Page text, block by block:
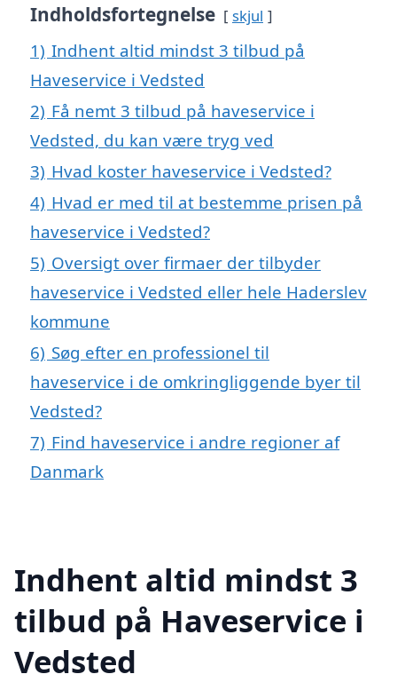
Indholdsfortegnelse skjul
1) Indhent altid mindst 3 tilbud på
Haveservice i Vedsted
2) Få nemt 3 tilbud på haveservice i
Vedsted, du kan være tryg ved
3) Hvad koster haveservice i Vedsted?
4) Hvad er med til at bestemme prisen på
haveservice i Vedsted?
5) Oversigt over firmaer der tilbyder
haveservice i Vedsted eller hele Haderslev
kommune
6) Søg efter en professionel til
haveservice i de omkringliggende byer til
Vedsted?
7) Find haveservice i andre regioner af
Danmark
Indhent altid mindst 3
tilbud på Haveservice i
Vedsted